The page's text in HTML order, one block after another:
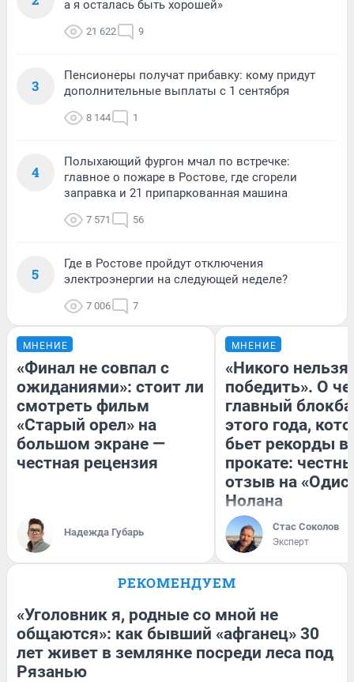
а я осталась быть хорошей»
21 622 9
3
Пенсионеры получат прибавку: кому придут
дополнительные выплаты с 1 сентября
8 144 1
4
Полыхающий фургон мчал по встречке:
главное о пожаре в Ростове, где сгорели
заправка и 21 припаркованная машина
7 571 56
5
Где в Ростове пройдут отключения
электроэнергии на следующей неделе?
7 006 7
МНЕНИЕ
«Финал не совпал с
ожиданиями»: стоит ли
смотреть фильм
«Старый орел» на
большом экране —
честная рецензия
Надежда Губарь
МНЕНИЕ
«Никого нельзя
победить». О
главный
этого года,
бьет рекорды в
прокате:
отзыв на
Нолана
Стас Соколов
Эксперт
РЕКОМЕНДУЕМ
«Уголовник я, родные со мной не
общаются»: как бывший «афганец» 30
лет живет в землянке посреди леса под
Рязанью